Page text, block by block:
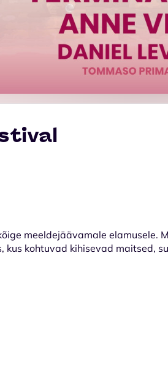
meeldejäävamale elamusele.
kohtuvad kihisevad maitsed,